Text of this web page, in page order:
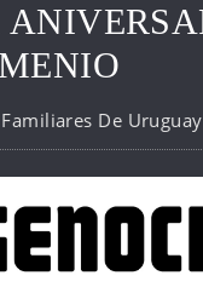
Familiares De